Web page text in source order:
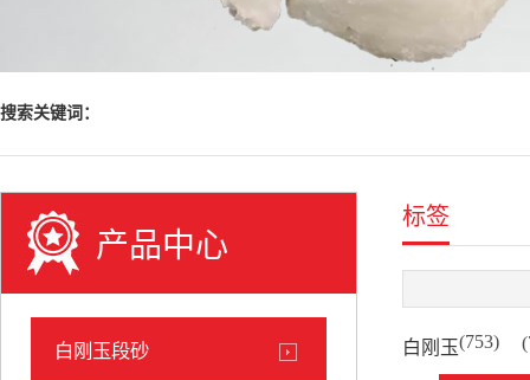
搜索关键词：
产品中心
白刚玉段砂
标签
白刚玉(753)